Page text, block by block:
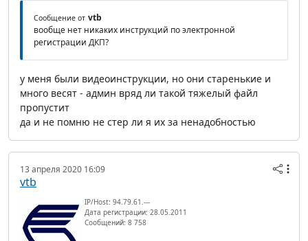
Сообщение от vtb
вообще нет никаких инструкций по электронной
регистрации ДКП?
у меня были видеоинструкции, но они старенькие и
много весят - админ вряд ли такой тяжелый файл
пропустит
да и не помню не стер ли я их за ненадобностью
13 апреля 2020 16:09
vtb
IP/Host: 94.79.61.---
Дата регистрации: 28.05.2011
Сообщений: 8 758